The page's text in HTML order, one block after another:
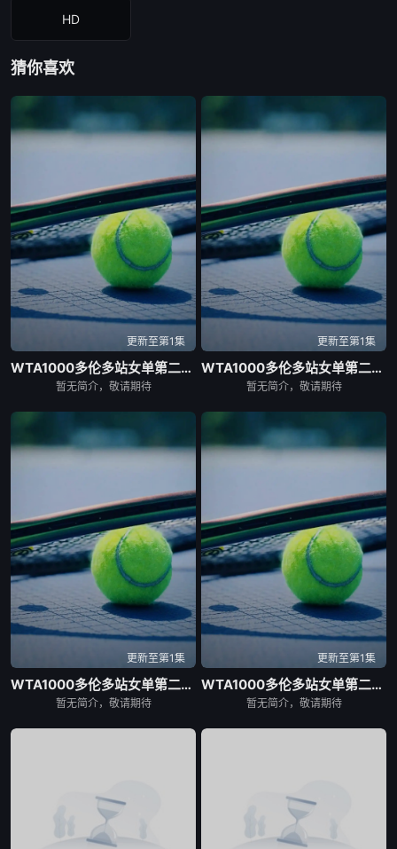
HD
猜你喜欢
更新至第1集
WTA1000多伦多站女单第二轮：戴伊VS高芙
暂无简介，敬请期待
更新至第1集
WTA1000多伦多站女单第二轮：帕克斯VS伊埃拉
暂无简介，敬请期待
更新至第1集
WTA1000多伦多站女单第二轮：扎拉祖阿VS费尔南德斯
暂无简介，敬请期待
更新至第1集
WTA1000多伦多站女单第二轮：卡萨金娜VS莱巴金娜
暂无简介，敬请期待